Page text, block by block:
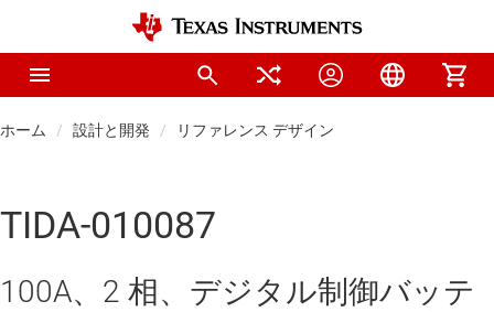
ホーム 設計と開発 リファレンス デザイン
TIDA-010087
100A、2 相、デジタル制御バッテ